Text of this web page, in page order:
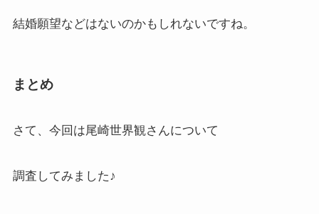
結婚願望などはないのかもしれないですね。
まとめ
さて、今回は尾崎世界観さんについて
調査してみました♪